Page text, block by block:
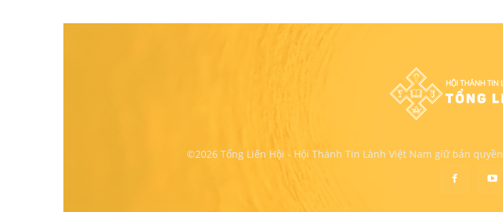
©2026 Tổng Liên Hội - Hội Thánh Tin Lành Việt Nam giữ bản